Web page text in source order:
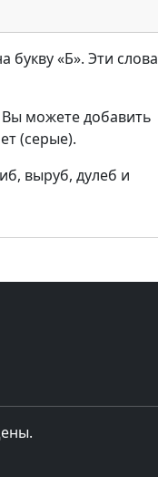
букву «Б». Эти слова
можете добавить
(серые).
выруб, дулеб и